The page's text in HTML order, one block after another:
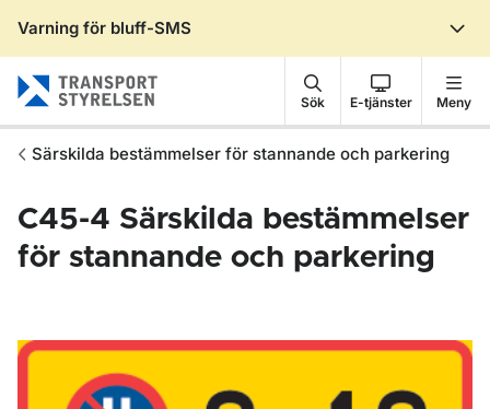
Varning för bluff-SMS
Sök E-tjänster Meny
Särskilda bestämmelser för stannande och parkering
C45-4 Särskilda bestämmelser
för stannande och parkering